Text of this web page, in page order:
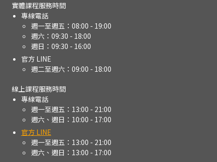
實體課程服務時間
專線電話
週一至週五：08:00 - 19:00
週六：09:30 - 18:00
週日：09:30 - 16:00
官方 LINE
週二至週六：09:00 - 18:00
線上課程服務時間
專線電話
週一至週五：13:00 - 21:00
週六、週日：10:00 - 17:00
官方 LINE
週一至週五：13:00 - 21:00
週六、週日：13:00 - 17:00